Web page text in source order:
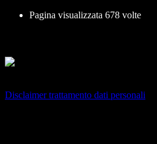
Pagina visualizzata 678 volte
Disclaimer trattamento dati personali